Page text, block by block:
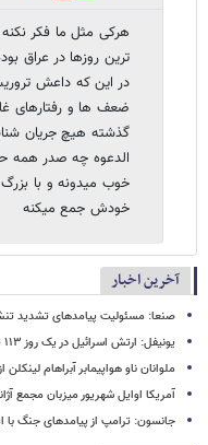
هرکی مثل ما فکر
ترین روزها در عراق
در این که داعش
ضعف ها و رفتارهای
گذشته هیچ جریان
الدعوه چه صدر همه
خوب میدونه و با
خودش جمع میکنه
آخرین اخبار
صنعا: مسئولیت پیامدهای تشدید
یونیفل: ارتش اسرائیل در یک روز ۱۱۳ توپ به جنوب لبنان شلیک کرده است
ملوانان ناو هواپیمابر آبراهام
آمریکا اوایل شهریور میزبان مجمع
جانسون: ترامپ از پیامدهای جنگ با